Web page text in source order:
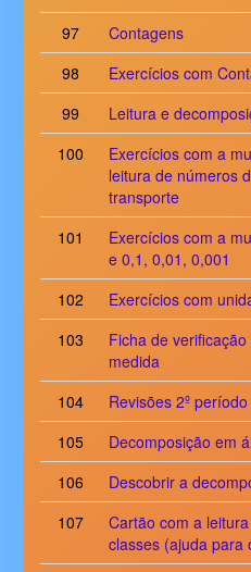
97
Contagens
98
Exercícios com
99
Leitura e
100
Exercícios com a
leitura de números
transporte
101
Exercícios com a
e 0,1, 0,01, 0,001
102
Exercícios com
103
Ficha de
medida
104
Revisões 2º período
105
Decomposição em
106
Descobrir a
107
Cartão com a
classes (ajuda para